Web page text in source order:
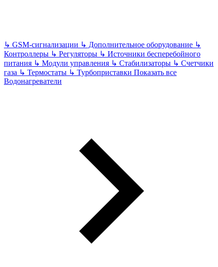
↳ GSM-сигнализации ↳ Дополнительное оборудование ↳
Контроллеры ↳ Регуляторы ↳ Источники бесперебойного
питания ↳ Модули управления ↳ Стабилизаторы ↳ Счетчики
газа ↳ Термостаты ↳ Турбоприставки Показать все
Водонагреватели